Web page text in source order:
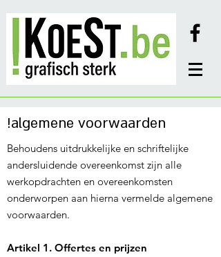
!algemene voorwaarden
Behoudens uitdrukkelijke en schriftelijke
andersluidende overeenkomst zijn alle
werkopdrachten en overeenkomsten
onderworpen aan hierna vermelde algemene
voorwaarden.
Artikel 1. Offertes en prijzen